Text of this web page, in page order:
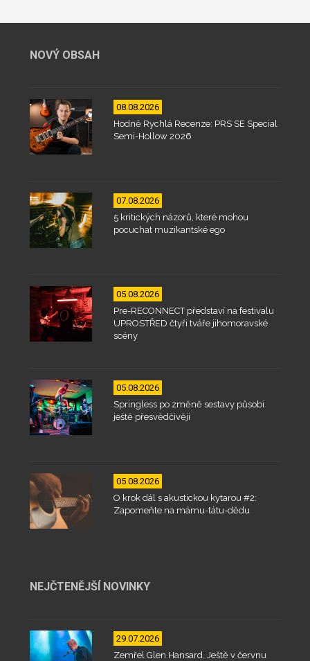
NOVÝ OBSAH
08.08.2026
Hodně Rychlá Recenze: PRS SE Special
Semi-Hollow 2026
07.08.2026
5 kritických názorů, které mohou
pocuchat muzikantské ego
05.08.2026
Pre-RECONNECT představí na festivalu
UPROSTŘED čtyři tváře jihomoravské
scény
05.08.2026
Springless po změně sestavy působí
ještě přesvědčivěji
05.08.2026
O krok dál s akustickou kytarou #2:
Zapomeňte na mámu-tátu-dědu
NEJČTENĚJŠÍ NOVINKY
29.07.2026
Zemřel Glen Hansard. Ještě v červnu